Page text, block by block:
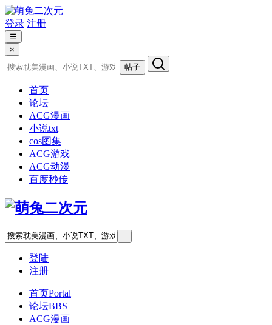
登录 注册
☰
×
帖子
首页
论坛
ACG漫画
小说txt
cos图集
ACG游戏
ACG动漫
百度秒传
登陆
注册
首页Portal
论坛BBS
ACG漫画